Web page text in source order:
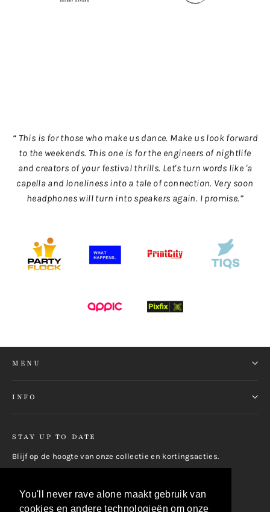
You'll never rave alone maakt gebruik van
cookies en andere technologieën om onze
“ This is for those who make us dance. Make us look forward
to the weekends. This one is for the engineers of nightlife
and creators of your festival thrills. Let's turn words like 'a
capella and loneliness into a tale of connection. Very soon
headphones will turn into speakers again. I promise.”
MENU
INFO
STAY UP TO DATE
Blijf op de hoogte van onze collectie en kortingsacties.
mail